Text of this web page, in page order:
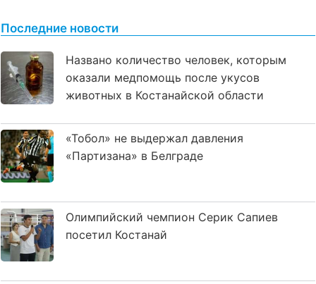
Последние новости
Названо количество человек, которым
оказали медпомощь после укусов
животных в Костанайской области
«Тобол» не выдержал давления
«Партизана» в Белграде
Олимпийский чемпион Серик Сапиев
посетил Костанай